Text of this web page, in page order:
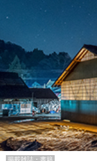
掲載雑誌・書籍